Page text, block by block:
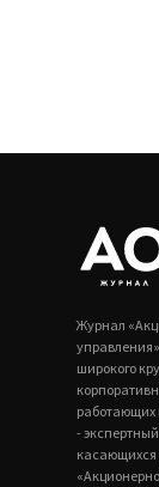
Журнал
широкого
работающих
-
касающихся